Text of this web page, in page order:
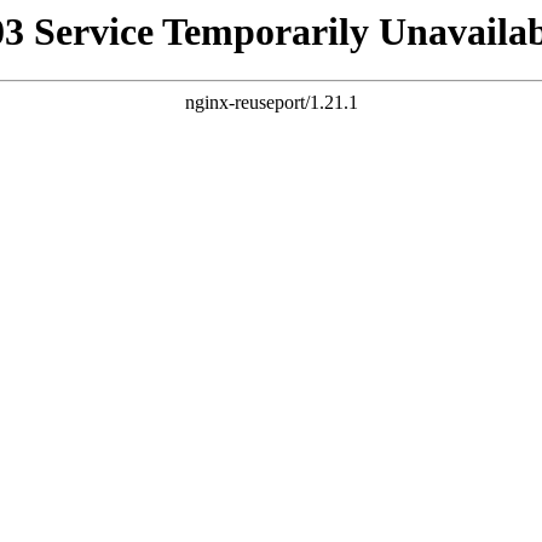
Service Temporarily
nginx-reuseport/1.21.1